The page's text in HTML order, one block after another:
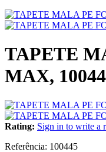
TAPETE
MAX,
Rating: Sign in to write a
Referência: 100445